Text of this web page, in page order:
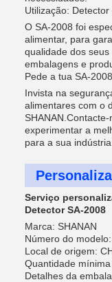
Utilização:
O SA-2008 foi
alimentar, para
qualidade dos
embalagens e
Pede a tua SA-
Invista na
alimentares com o
experimentar a
para a sua
Serviço
Detector SA-2008
Marca: SHANAN
Número do
Local de origem:
Quantidade
Detalhes da